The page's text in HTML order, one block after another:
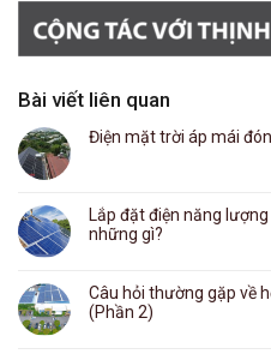
Bài viết liên quan
Điện mặt trời áp mái
Lắp đặt điện năng
những gì?
Câu hỏi thường gặp về
(Phần 2)